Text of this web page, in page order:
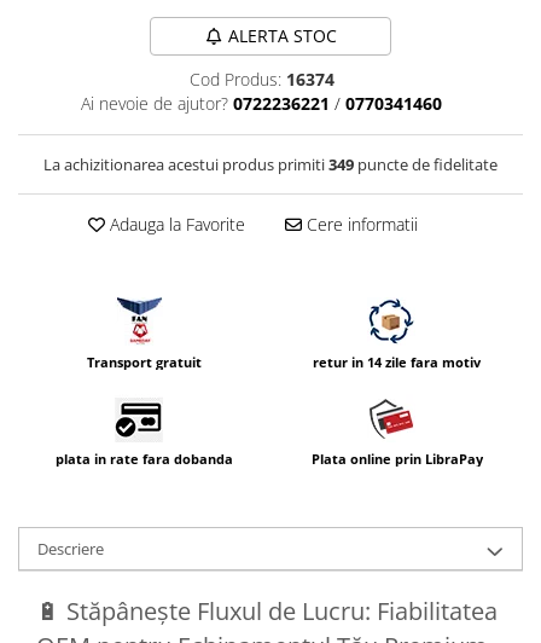
Adaptoare stativ port umbrela si
Cabluri TTL
Protectie patina apa, ploaie
Ring-Flash Adaptor
Bracket-uri si suporti
Huse protectie blitz extern
Huse protectie filtre gel
Accesorii Aparate Digitale
Cititoare carduri
Grip-uri
ALERTA STOC
Cod Produs: 16374
Ai nevoie de ajutor? 0722236221 / 0770341460
La achizitionarea acestui produs primiti349 puncte de fidelitate
Adauga la Favorite Cere informatii
Transport gratuit retur in 14 zile fara motiv
plata in rate fara dobanda Plata online prin LibraPay
Descriere
🔋 Stăpânește Fluxul de Lucru: Fiabilitatea